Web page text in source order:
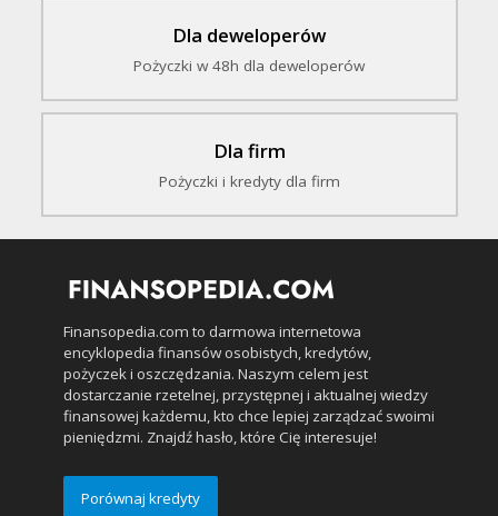
Dla deweloperów
Pożyczki w 48h dla deweloperów
Dla firm
Pożyczki i kredyty dla firm
Finansopedia.com to darmowa internetowa
encyklopedia finansów osobistych, kredytów,
pożyczek i oszczędzania. Naszym celem jest
dostarczanie rzetelnej, przystępnej i aktualnej wiedzy
finansowej każdemu, kto chce lepiej zarządzać swoimi
pieniędzmi. Znajdź hasło, które Cię interesuje!
Porównaj kredyty